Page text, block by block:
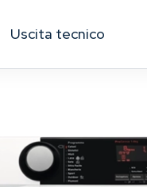
uscita tecnico